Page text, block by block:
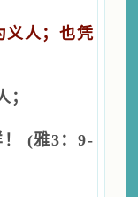
义人；也凭
；
(雅3：9-